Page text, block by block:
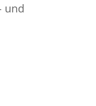
und